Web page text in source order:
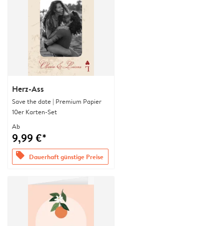
Herz-Ass
Save the date | Premium Papier
10er Karten-Set
Ab
9,99 €*
offers Dauerhaft günstige Preise